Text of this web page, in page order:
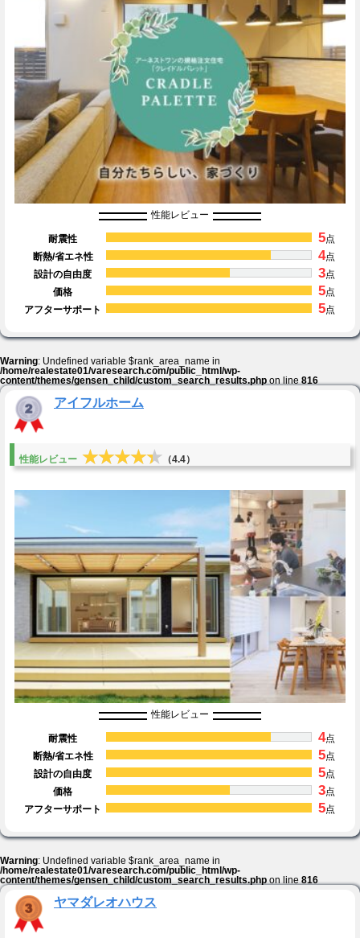
性能レビュー
耐震性 5点
断熱/省エネ性
4点
設計の自由度
3点
価格
5点
アフターサポート
5点
Warning: Undefined variable $rank_area_name in
/home/realestate01/varesearch.com/public_html/wp-
content/themes/gensen_child/custom_search_results.phpon line816
アイフルホーム
性能レビュー ★★★★★
★★★★★ （4.4）
性能レビュー
耐震性 4点
断熱/省エネ性
5点
設計の自由度
5点
価格
3点
アフターサポート
5点
Warning: Undefined variable $rank_area_name in
/home/realestate01/varesearch.com/public_html/wp-
content/themes/gensen_child/custom_search_results.php on line 816
ヤマダレオハウス